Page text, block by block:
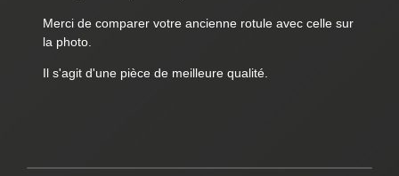
Merci de comparer votre ancienne rotule avec celle sur
la photo.
Il s'agit d'une pièce de meilleure qualité.